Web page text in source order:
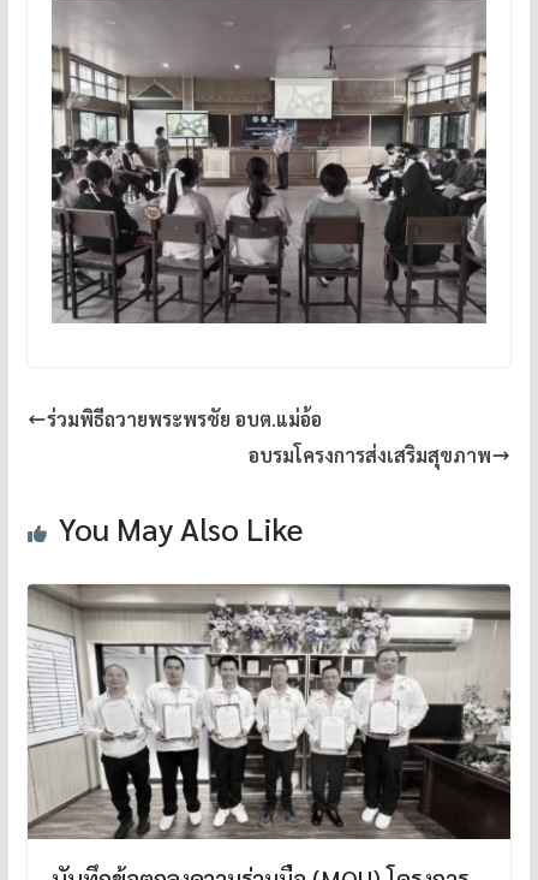
ร่วมพิธีถวายพระพรชัย อบต.แม่อ้อ
อบรมโครงการส่งเสริมสุขภาพ
You May Also Like